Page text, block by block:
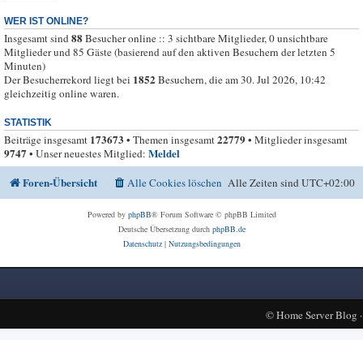
WER IST ONLINE?
Insgesamt sind88Besucher online :: 3 sichtbare Mitglieder, 0 unsichtbare
Mitglieder und 85 Gäste (basierend auf den aktiven Besuchern der letzten 5
Minuten)
Der Besucherrekord liegt bei 1852Besuchern, die am 30. Jul 2026, 10:42
gleichzeitig online waren.
STATISTIK
Beiträge insgesamt 173673 • Themen insgesamt22779• Mitglieder insgesamt
9747• Unser neuestes Mitglied: Meldel
Foren-Übersicht
Alle Zeiten sindUTC+02:00
Alle Cookies löschen
Powered by phpBB® Forum Software © phpBB Limited
Deutsche Übersetzung durch phpBB.de
Datenschutz| Nutzungsbedingungen
©Home Server Blog